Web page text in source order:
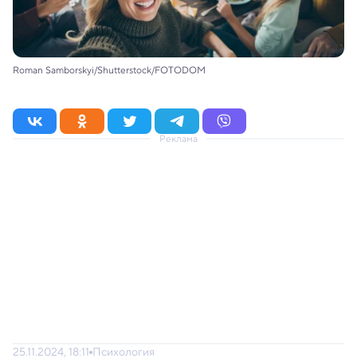
Roman Samborskyi/Shutterstock/FOTODOM
Реклама
25.11.2024, 18:11 Психология